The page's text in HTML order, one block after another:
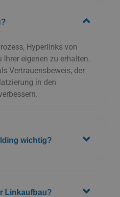
Hyperlinks von
Ihrer eigenen zu erhalten.
Vertrauensbeweis, der
in den
wichtig?
Linkaufbau?